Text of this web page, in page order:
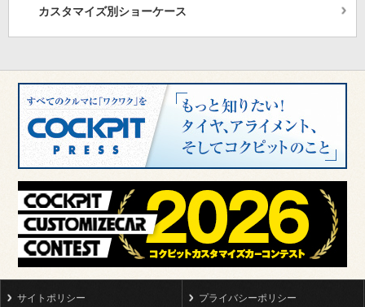
カスタマイズ別ショーケース
サイトポリシー プライバシーポリシー